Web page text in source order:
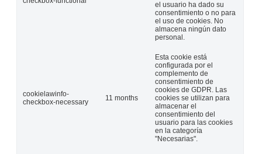
el usuario ha dado su
consentimiento o no para
el uso de cookies. No
almacena ningún dato
personal.
cookielawinfo-
checkbox-necessary
11 months
Esta cookie está
configurada por el
complemento de
consentimiento de
cookies de GDPR. Las
cookies se utilizan para
almacenar el
consentimiento del
usuario para las cookies
en la categoría
"Necesarias".